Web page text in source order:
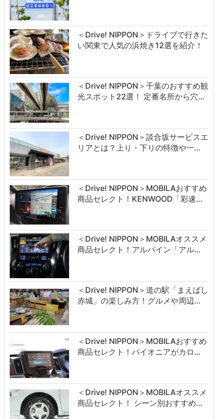
＜Drive! NIPPON＞ドライブで行きた
い関東で人気の浜焼き12選を紹介！
＜Drive! NIPPON＞千葉のおすすめ観
光スポット22選！ 定番名所から穴…
＜Drive! NIPPON＞談合坂サービスエ
リアとは？上り・下りの特徴や一…
＜Drive! NIPPON＞MOBILAおすすめ
商品セレクト！KENWOOD「彩速…
＜Drive! NIPPON＞MOBILAオススメ
商品セレクト！アルパイン「アル…
＜Drive! NIPPON＞道の駅「まえばし
赤城」の楽しみ方！グルメや周辺…
＜Drive! NIPPON＞MOBILAおすすめ
商品セレクト！パイオニアがカロ…
＜Drive! NIPPON＞MOBILAオススメ
商品セレクト！ シーン別おすすめ…